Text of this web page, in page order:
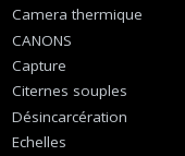
Camera thermique
CANONS
Capture
Citernes souples
Désincarcération
Echelles